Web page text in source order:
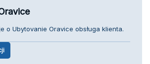
o Ubytovanie Oravice obsługa klienta.